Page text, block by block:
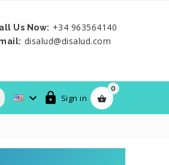
Us Now: +34 963564140
disalud@disalud.com

0
 Sign in
